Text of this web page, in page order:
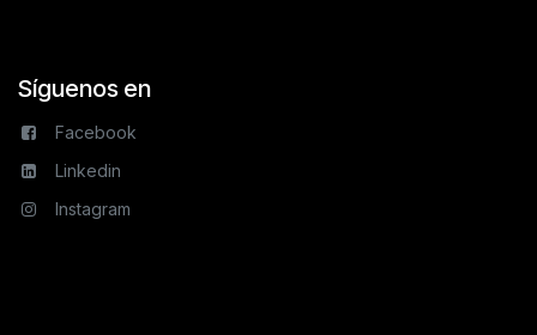
Síguenos en
Facebook
Linkedin
Instagram